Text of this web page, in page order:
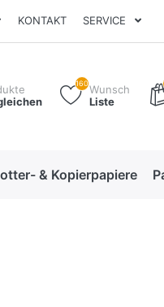
KONTAKT SERVICE
160Wunsch
Liste
& Kopierpapiere